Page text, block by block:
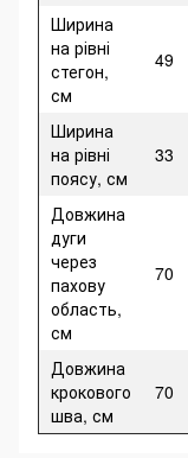
Ширина
на рівні
стегон,
см
49
Ширина
на рівні
поясу, см
33
Довжина
дуги
через
пахову
область,
см
70
Довжина
крокового
шва, см
70